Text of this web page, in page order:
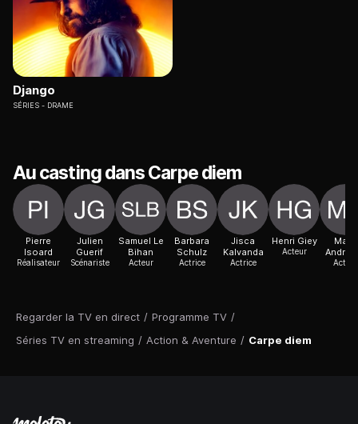
Regarder la TV en direct / Programme TV /
Séries TV en streaming / Action & Aventure / Carpe diem
Django
SÉRIES DRAME
Au casting dans Carpe diem
Pierre
Isoard
Réalisateur
Julien
Guerif
Scénariste
Samuel Le
Bihan
Acteur
Barbara
Schulz
Actrice
Jisca
Kalvanda
Actrice
Henri Giey
Acteur
Marc
Acteur